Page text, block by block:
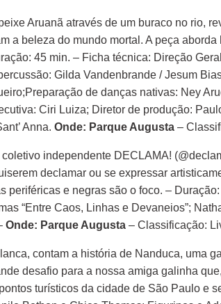
Aruanã através de um buraco no rio,
a beleza do mundo mortal. A peça
45 min. – Ficha técnica: Direção
Gilda Vandenbrande / Jesum
de danças nativas: Ney
Ciri Luiza; Diretor de produção:
Anna. Onde: Parque Augusta –
independente DECLAMA!
declamar ou se expressar
e negras são o foco. –
“Entre Caos, Linhas e Devaneios”;
Onde: Parque Augusta – Classificação:
contam a história de Nanduca, uma
desafio para a nossa amiga galinha
turísticos da cidade de São Paulo e